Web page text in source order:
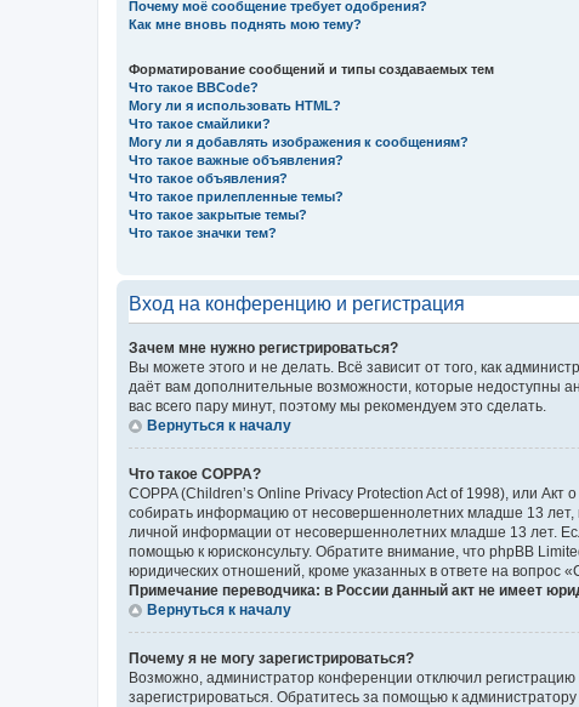
Почему моё сообщение требует одобрения?
Как мне вновь поднять мою тему?
Форматирование сообщений и типы создаваемых тем
Что такое BBCode?
Могу ли я использовать HTML?
Что такое смайлики?
Могу ли я добавлять изображения к сообщениям?
Что такое важные объявления?
Что такое объявления?
Что такое прилепленные темы?
Что такое закрытые темы?
Что такое значки тем?
Вход на конференцию и регистрация
Зачем мне нужно регистрироваться?
Вы можете этого и не делать. Всё зависит от того, как
даёт вам дополнительные возможности, которые недоступны
вас всего пару минут, поэтому мы рекомендуем это сделать.
Вернуться к началу
Что такое COPPA?
COPPA (Children’s Online Privacy Protection Act of 1998), или
собирать информацию от несовершеннолетних младше 13 лет,
личной информации от несовершеннолетних младше 13 лет.
помощью к юрисконсульту. Обратите внимание, что phpBB
юридических отношений, кроме указанных в ответе на вопрос
Примечание переводчика: в России данный акт не имеет
Вернуться к началу
Почему я не могу зарегистрироваться?
Возможно, администратор конференции отключил
зарегистрироваться. Обратитесь за помощью к